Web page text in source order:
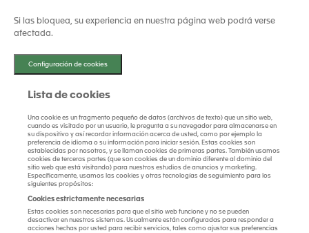
Si las bloquea, su experiencia en nuestra página web podrá verse
afectada.
Configuración de cookies
Lista de cookies
Una cookie es un fragmento pequeño de datos (archivos de texto) que un sitio web,
cuando es visitado por un usuario, le pregunta a su navegador para almacenarse en
su dispositivo y así recordar información acerca de usted, como por ejemplo la
preferencia de idioma o su información para iniciar sesión. Estas cookies son
establecidas por nosotros, y se llaman cookies de primeras partes. También usamos
cookies de terceras partes (que son cookies de un dominio diferente al dominio del
sitio web que está visitando) para nuestros estudios de anuncios y marketing.
Específicamente, usamos las cookies y otras tecnologías de seguimiento para los
siguientes propósitos:
Cookies estrictamente necesarias
Estas cookies son necesarias para que el sitio web funcione y no se pueden
desactivar en nuestros sistemas. Usualmente están configuradas para responder a
acciones hechas por usted para recibir servicios, tales como ajustar sus preferencias